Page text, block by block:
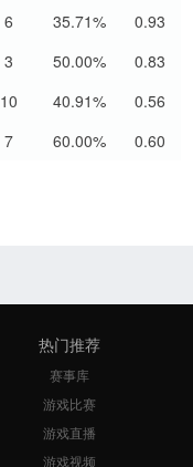
6 35.71%
0.93
3 50.00%
0.83
10 40.91%
0.56
7 60.00% 0.60
热门推荐
赛事库
游戏比赛
游戏直播
游戏视频